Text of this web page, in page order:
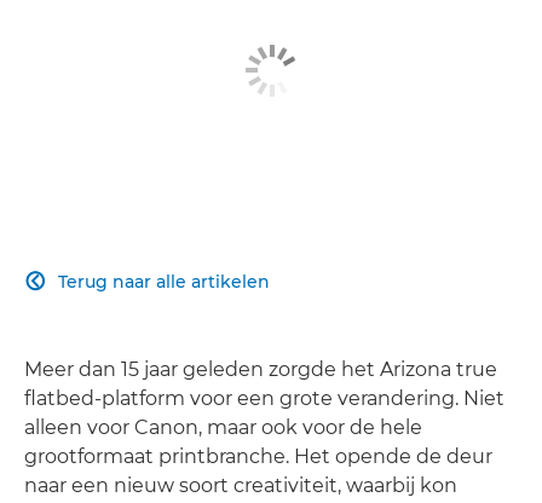
Terug naar alle artikelen

Meer dan 15 jaar geleden zorgde het Arizona true
flatbed-platform voor een grote verandering. Niet
alleen voor Canon, maar ook voor de hele
grootformaat printbranche. Het opende de deur
naar een nieuw soort creativiteit, waarbij kon